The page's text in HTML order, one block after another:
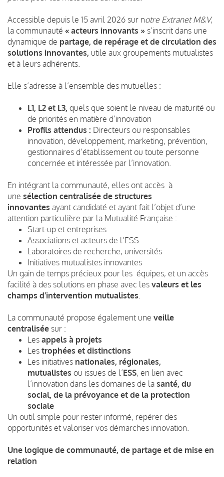
Accessible depuis le 15 avril 2026 sur notre Extranet M&V,
la communauté « acteurs innovants » s’inscrit dans une
dynamique de partage, de repérage et de circulation des
solutions innovantes, utile aux groupements mutualistes
et à leurs adhérents.
Elle s’adresse à l’ensemble des mutuelles :
L1, L2 et L3, quels que soient le niveau de maturité ou
de priorités en matière d’innovation
Profils attendus : Directeurs ou responsables
innovation, développement, marketing, prévention,
gestionnaires d’établissement ou toute personne
concernée et intéressée par l’innovation.
En intégrant la communauté, elles ont accès à
une sélection centralisée de structures
innovantes ayant candidaté et ayant fait l’objet d’une
attention particulière par la Mutualité Française :
Start-up et entreprises
Associations et acteurs de l’ESS
Laboratoires de recherche, universités
Initiatives mutualistes innovantes
Un gain de temps précieux pour les équipes, et un accès
facilité à des solutions en phase avec les valeurs et les
champs d’intervention mutualistes
La communauté propose également une veille
centralisée sur :
Les appels à projets
Les trophées et distinctions
Les initiatives nationales, régionales,
mutualistes ou issues de l’ESS, en lien avec
l’innovation dans les domaines de la santé, du
social, de la prévoyance et de la protection
sociale
Un outil simple pour rester informé, repérer des
opportunités et valoriser vos démarches innovation.
Une logique de communauté, de partage et de mise en
relation